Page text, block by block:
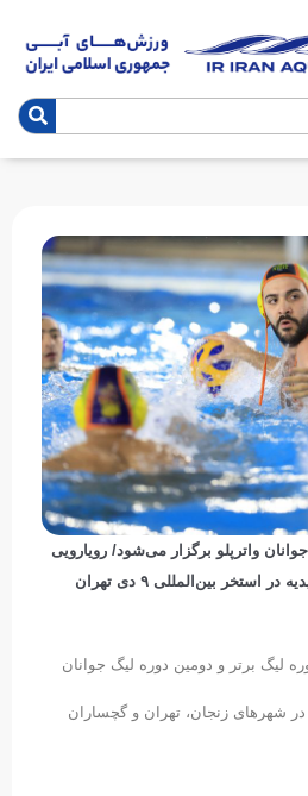
واترپلو برگزار می‌شود/ رویارویی
استخر بین‌المللی ۹ دی تهران
لیگ برتر و دومین دوره لیگ جوانان
شهرهای زنجان، تهران و گچساران